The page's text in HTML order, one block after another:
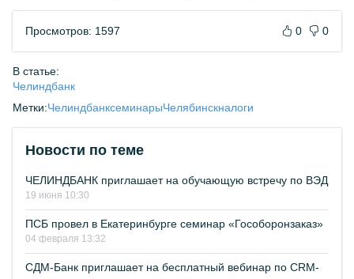
Просмотров: 1597 0 0
В статье:
Челиндбанк
Метки:ЧелиндбанксеминарыЧелябинскналоги
Новости по теме
ЧЕЛИНДБАНК приглашает на обучающую встречу по ВЭД
19 июня 10:30
ПСБ провел в Екатеринбурге семинар «Гособоронзаказ»
04 февраля 13:32
СДМ-Банк приглашает на бесплатный вебинар по СRM-